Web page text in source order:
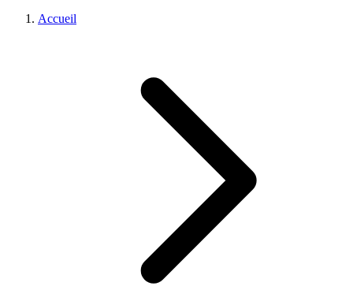
Accueil